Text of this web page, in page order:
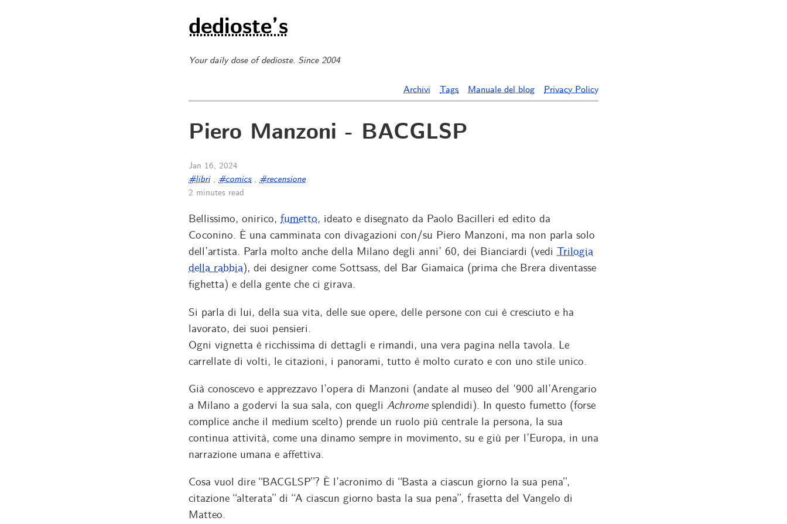
dedioste’s
Your daily dose of dedioste. Since 2004
Archivi Tags Manuale del blog Privacy Policy
Piero Manzoni - BACGLSP
Jan 16, 2024
#libri, #comics, #recensione
2 minutes read
Bellissimo, onirico, fumetto, ideato e disegnato da Paolo Bacilleri ed edito da
Coconino. È una camminata con divagazioni con/su Piero Manzoni, ma non parla solo
dell’artista. Parla molto anche della Milano degli anni’ 60, dei Bianciardi (vedi Trilogia
della rabbia), dei designer come Sottsass, del Bar Giamaica (prima che Brera diventasse
fighetta) e della gente che ci girava.
Si parla di lui, della sua vita, delle sue opere, delle persone con cui è cresciuto e ha
lavorato, dei suoi pensieri.
Ogni vignetta è ricchissima di dettagli e rimandi, una vera pagina nella tavola. Le
carrellate di volti, le citazioni, i panorami, tutto è molto curato e con uno stile unico.
Già conoscevo e apprezzavo l’opera di Manzoni (andate al museo del ‘900 all’Arengario
a Milano a godervi la sua sala, con quegli Achromesplendidi). In questo fumetto (forse
complice anche il medium scelto) prende un ruolo più centrale la persona, la sua
continua attività, come una dinamo sempre in movimento, su e giù per l’Europa, in una
narrazione umana e affettiva.
Cosa vuol dire “BACGLSP”? È l’acronimo di “Basta a ciascun giorno la sua pena”,
citazione “alterata” di “A ciascun giorno basta la sua pena”, frasetta del Vangelo di
Matteo.